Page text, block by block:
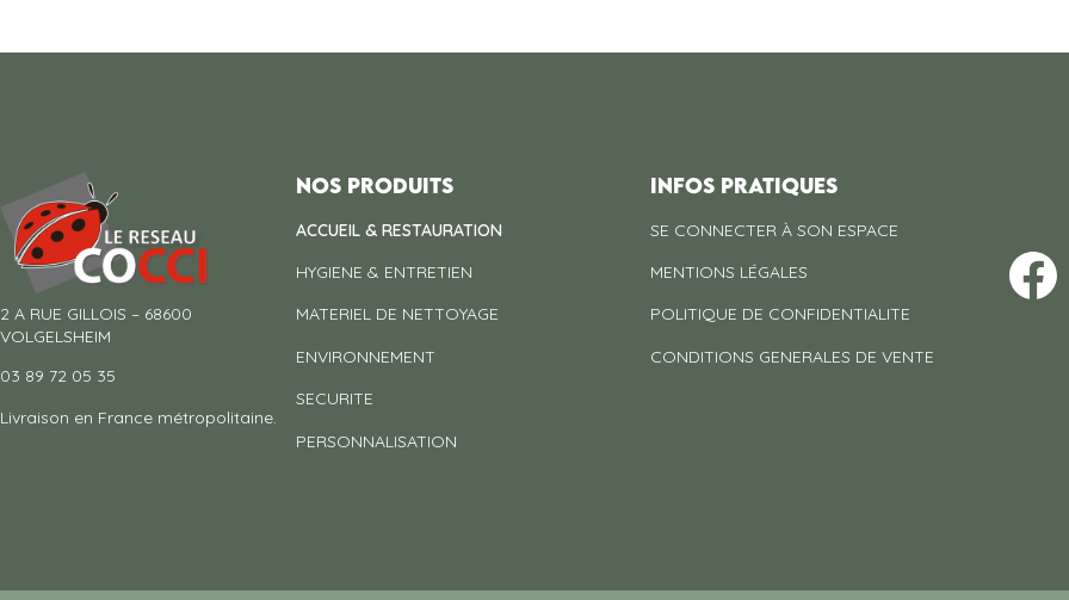
2 A RUE GILLOIS – 68600
VOLGELSHEIM
03 89 72 05 35
Livraison en France métropolitaine.
Nos produits
ACCUEIL & RESTAURATION
HYGIENE & ENTRETIEN
MATERIEL DE NETTOYAGE
ENVIRONNEMENT
SECURITE
PERSONNALISATION
INFOS PRATIQUES
SE CONNECTER À SON ESPACE
MENTIONS LÉGALES
POLITIQUE DE CONFIDENTIALITE
CONDITIONS GENERALES DE VENTE